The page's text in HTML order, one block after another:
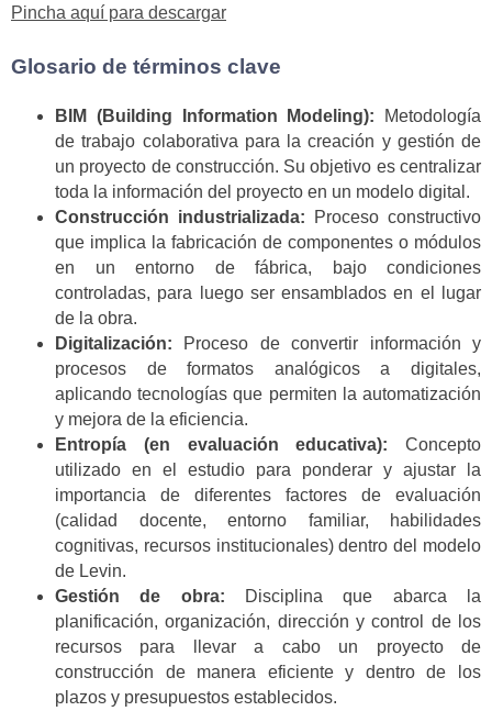
Pincha aquí para descargar
Glosario de términos clave
BIM (Building Information Modeling): Metodología
de trabajo colaborativa para la creación y gestión de
un proyecto de construcción. Su objetivo es centralizar
toda la información del proyecto en un modelo digital.
Construcción industrializada: Proceso constructivo
que implica la fabricación de componentes o módulos
en un entorno de fábrica, bajo condiciones
controladas, para luego ser ensamblados en el lugar
de la obra.
Digitalización: Proceso de convertir información y
procesos de formatos analógicos a digitales,
aplicando tecnologías que permiten la automatización
y mejora de la eficiencia.
Entropía (en evaluación educativa): Concepto
utilizado en el estudio para ponderar y ajustar la
importancia de diferentes factores de evaluación
(calidad docente, entorno familiar, habilidades
cognitivas, recursos institucionales) dentro del modelo
de Levin.
Gestión de obra: Disciplina que abarca la
planificación, organización, dirección y control de los
recursos para llevar a cabo un proyecto de
construcción de manera eficiente y dentro de los
plazos y presupuestos establecidos.